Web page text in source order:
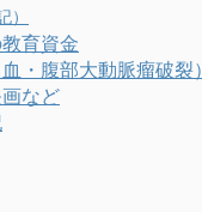
育資金
・腹部大動脈瘤破裂）
など